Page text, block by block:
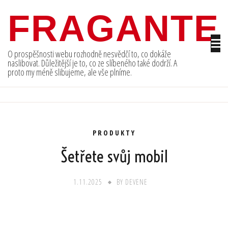
contentFRAGANTE
O prospěšnosti webu rozhodně nesvědčí to, co dokáže
naslibovat. Důležitější je to, co ze slíbeného také dodrží. A
proto my méně slibujeme, ale vše plníme.
PRODUKTY
Šetřete svůj mobil
1.11.2025 BY DEVENE